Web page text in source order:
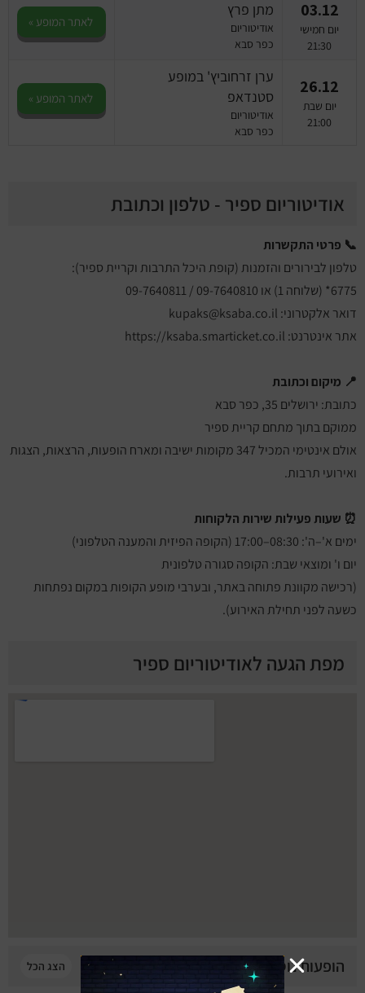
03.12
יום חמישי
21:30
מתן פרץ
אודיטוריום
כפר סבא
לאתר המופע »
26.12
יום שבת
21:00
ערן זרחוביץ' במופע
סטנדאפ
אודיטוריום
כפר סבא
לאתר המופע »
אודיטוריום ספיר - טלפון וכתובת
📞 פרטי התקשרות
טלפון לבירורים והזמנות (קופת היכל התרבות וקריית ספיר):
6775* (שלוחה 1) או 09-7640810 / 09-7640811
דואר אלקטרוני: kupaks@ksaba.co.il
אתר אינטרנט: https://ksaba.smarticket.co.il
📍 מיקום וכתובת
כתובת: ירושלים 35, כפר סבא
ממוקם בתוך מתחם קריית ספיר
אולם אינטימי המכיל 347 מקומות ישיבה ומארח הופעות, הרצאות, הצגות
ואירועי תרבות.
⏰ שעות פעילות שירות הלקוחות
ימים א'–ה': 08:30–17:00 (הקופה הפיזית והמענה הטלפוני)
יום ו' ומוצאי שבת: הקופה סגורה טלפונית
(רכישה מקוונת פתוחה באתר, ובערבי מופע הקופות במקום נפתחות
כשעה לפני תחילת האירוע).
מפת הגעה לאודיטוריום ספיר
הופעות נוספות בכפר סבא הצג הכל